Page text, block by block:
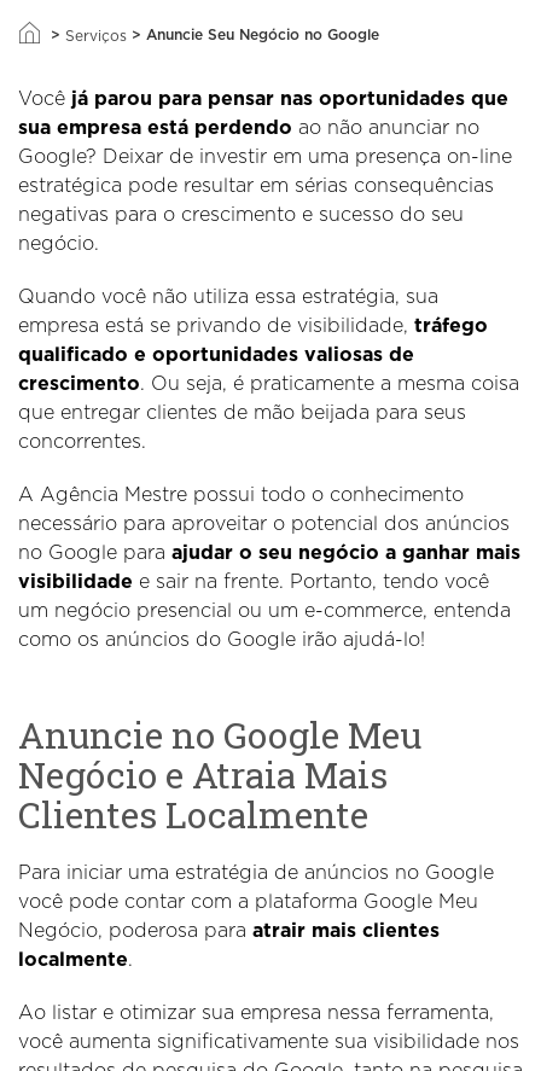
> Serviços > Anuncie Seu Negócio no Google
Você já parou para pensar nas oportunidades que
sua empresa está perdendo ao não anunciar no
Google? Deixar de investir em uma presença on-line
estratégica pode resultar em sérias consequências
negativas para o crescimento e sucesso do seu
negócio.
Quando você não utiliza essa estratégia, sua
empresa está se privando de visibilidade, tráfego
qualificado e oportunidades valiosas de
crescimento. Ou seja, é praticamente a mesma coisa
que entregar clientes de mão beijada para seus
concorrentes.
A Agência Mestre possui todo o conhecimento
necessário para aproveitar o potencial dos anúncios
no Google para ajudar o seu negócio a ganhar mais
visibilidade e sair na frente. Portanto, tendo você
um negócio presencial ou um e-commerce, entenda
como os anúncios do Google irão ajudá-lo!
Anuncie no Google Meu
Negócio e Atraia Mais
Clientes Localmente
Para iniciar uma estratégia de anúncios no Google
você pode contar com a plataforma Google Meu
Negócio, poderosa para atrair mais clientes
localmente.
Ao listar e otimizar sua empresa nessa ferramenta,
você aumenta significativamente sua visibilidade nos